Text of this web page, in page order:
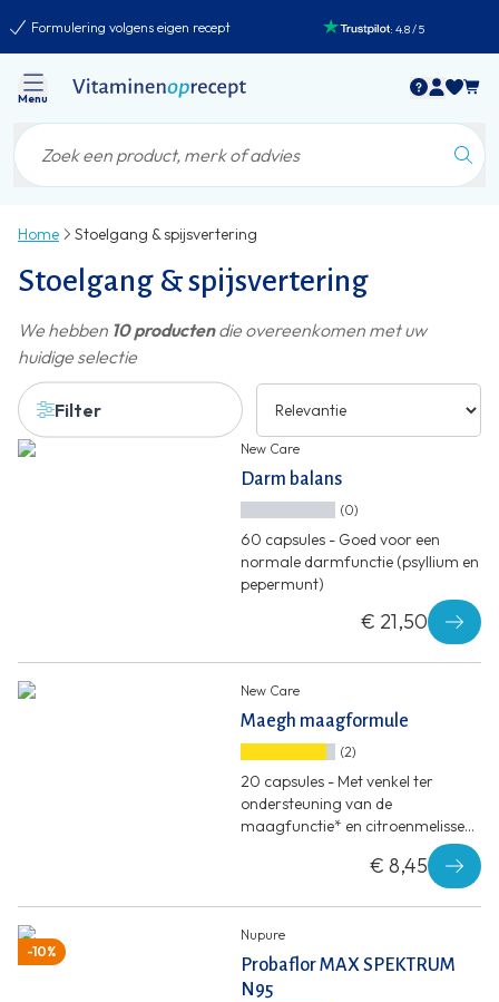
Formulering volgens eigen recept :4.8/5
Menu
Home Stoelgang & spijsvertering
Stoelgang & spijsvertering
We hebben 10 productendie overeenkomen met uw
huidige selectie
Filter
New Care
Darm balans
(0)
60 capsules - Goed voor een
normale darmfunctie (psyllium en
pepermunt)
€ 21,50
New Care
Maegh maagformule
(2)
20 capsules - Met venkel ter
ondersteuning van de
maagfunctie* en citroenmelisse
€ 8,45
-10%
Nupure
Probaflor MAX SPEKTRUM
N95